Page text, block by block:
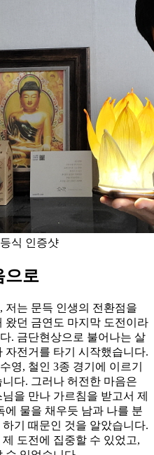
식 인증샷
으로
저는 문득 인생의 전환점을
왔던 금연도 마지막 도전이라
. 금단현상으로 불어나는 살
자전거를 타기 시작했습니다.
영, 철인 3종 경기에 이르기
다. 그러나 허전한 마음은
을 만나 가르침을 받고서 제
에 물을 채우듯 남과 나를 분
기 때문인 것을 알았습니다.
도전에 집중할 수 있었고,